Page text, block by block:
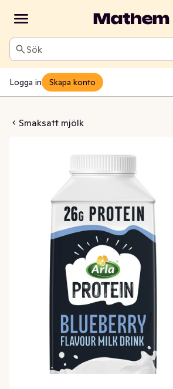
Sök
Logga in Skapa konto
Smaksatt mjölk
Blåbär 0,5%